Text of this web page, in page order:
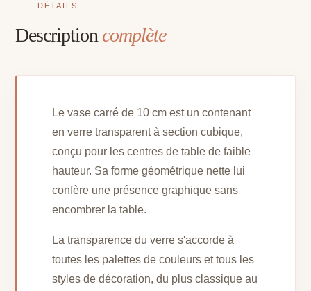
DÉTAILS
Description complète
Le vase carré de 10 cm est un contenant
en verre transparent à section cubique,
conçu pour les centres de table de faible
hauteur. Sa forme géométrique nette lui
confère une présence graphique sans
encombrer la table.
La transparence du verre s'accorde à
toutes les palettes de couleurs et tous les
styles de décoration, du plus classique au